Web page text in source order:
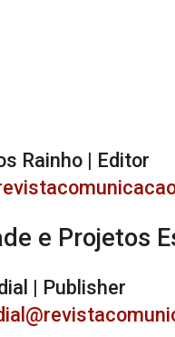
Rainho | Editor
e Projetos
| Publisher